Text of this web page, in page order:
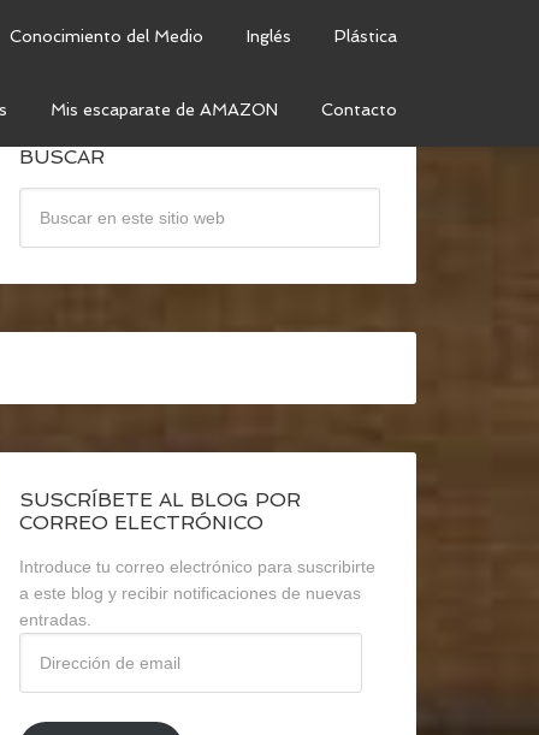
Conocimiento del Medio Inglés Plástica
Mis escaparate de AMAZON Contacto
BUSCAR
SUSCRÍBETE AL BLOG POR
CORREO ELECTRÓNICO
Introduce tu correo electrónico para suscribirte
a este blog y recibir notificaciones de nuevas
entradas.
email